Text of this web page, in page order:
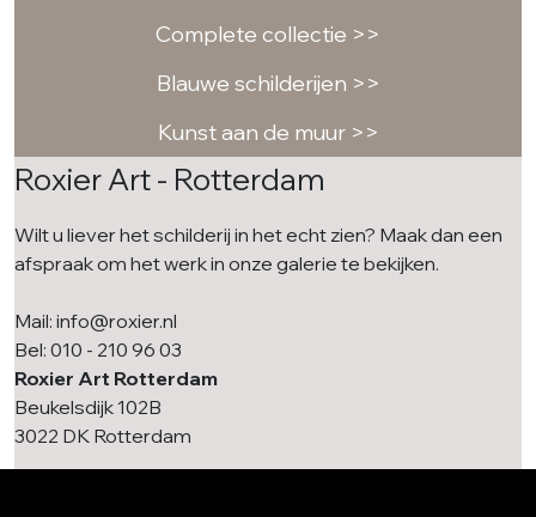
Complete collectie >>
Blauwe schilderijen >>
Kunst aan de muur >>
Roxier Art - Rotterdam
Wilt u liever het schilderij in het echt zien? Maak dan een
afspraak om het werk in onze galerie te bekijken.
Mail: info@roxier.nl
Bel: 010 - 210 96 03
Roxier Art Rotterdam
Beukelsdijk 102B
3022 DK Rotterdam